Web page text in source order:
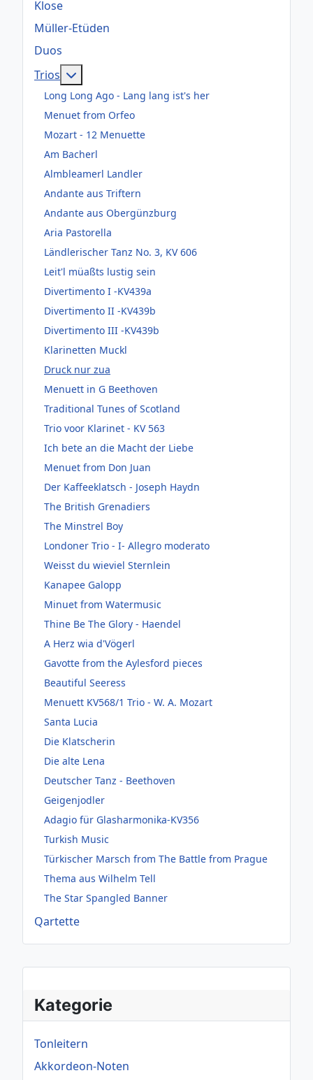
Kategorie
Tonleitern
Akkordeon-Noten
Klose
Müller-Etüden
Duos
Trios
Long Long Ago - Lang lang ist's her
Menuet from Orfeo
Mozart - 12 Menuette
Am Bacherl
Almbleamerl Landler
Andante aus Triftern
Andante aus Obergünzburg
Aria Pastorella
Ländlerischer Tanz No. 3, KV 606
Leit'l müaßts lustig sein
Divertimento I -KV439a
Divertimento II -KV439b
Divertimento III -KV439b
Klarinetten Muckl
Druck nur zua
Menuett in G Beethoven
Traditional Tunes of Scotland
Trio voor Klarinet - KV 563
Ich bete an die Macht der Liebe
Menuet from Don Juan
Der Kaffeeklatsch - Joseph Haydn
The British Grenadiers
The Minstrel Boy
Londoner Trio - I- Allegro moderato
Weisst du wieviel Sternlein
Kanapee Galopp
Minuet from Watermusic
Thine Be The Glory - Haendel
A Herz wia d'Vögerl
Gavotte from the Aylesford pieces
Beautiful Seeress
Menuett KV568/1 Trio - W. A. Mozart
Santa Lucia
Die Klatscherin
Die alte Lena
Deutscher Tanz - Beethoven
Geigenjodler
Adagio für Glasharmonika-KV356
Turkish Music
Türkischer Marsch from The Battle from Prague
Thema aus Wilhelm Tell
The Star Spangled Banner
Qartette